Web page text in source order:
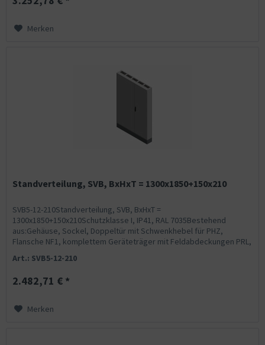
Merken
Standverteilung, SVB, BxHxT = 1300x1850+150x210
SVB5-12-210Standverteilung, SVB, BxHxT =
1300x1850+150x210Schutzklasse I, IP41, RAL 7035Bestehend
aus:Gehäuse, Sockel, Doppeltür mit Schwenkhebel für PHZ,
Flansche NF1, komplettem Geräteträger mit Feldabdeckungen PRL,
Art.: SVB5-12-210
2.482,71 € *
Merken